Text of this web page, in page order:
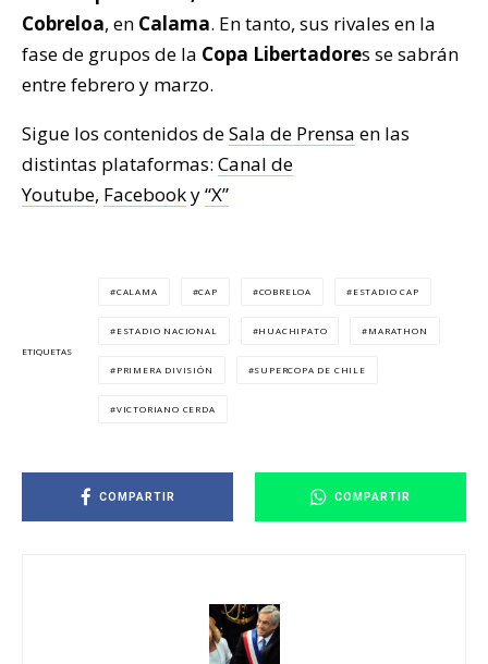
Cobreloa, en Calama. En tanto, sus rivales en la
fase de grupos de la Copa Libertadores se sabrán
entre febrero y marzo.
Sigue los contenidos deSala de Prensa en las
distintas plataformas: Canal de
Youtube, Facebooky“X”
ETIQUETAS
CALAMA CAP COBRELOA ESTADIO CAP
ESTADIO NACIONAL HUACHIPATO MARATHON
PRIMERA DIVISIÓN SUPERCOPA DE CHILE
VICTORIANO CERDA
COMPARTIR COMPARTIR